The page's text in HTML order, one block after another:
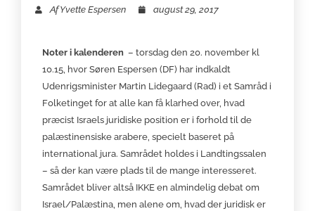
AfYvette Espersen august 29, 2017
Noter i kalenderen – torsdag den 20. november kl
10.15, hvor Søren Espersen (DF) har indkaldt
Udenrigsminister Martin Lidegaard (Rad) i et Samråd i
Folketinget for at alle kan få klarhed over, hvad
præcist Israels juridiske position er i forhold til de
palæstinensiske arabere, specielt baseret på
international jura. Samrådet holdes i Landtingssalen
– så der kan være plads til de mange interesseret.
Samrådet bliver altså IKKE en almindelig debat om
Israel/Palæstina, men alene om, hvad der juridisk er